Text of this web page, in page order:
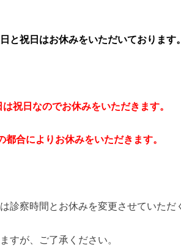
と祝日はお休みをいただいております。
祝日なのでお休みをいただきます。
都合によりお休みをいただきます。
診察時間とお休みを変更させていただ
すが、ご了承ください。